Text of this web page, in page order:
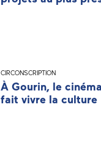
CIRCONSCRIPTION
À Gourin, le
fait vivre la culture